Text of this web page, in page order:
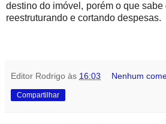
destino do imóvel, porém o que
reestruturando e cortando despesas.
Editor Rodrigo às 16:03 Nenhum
Compartilhar